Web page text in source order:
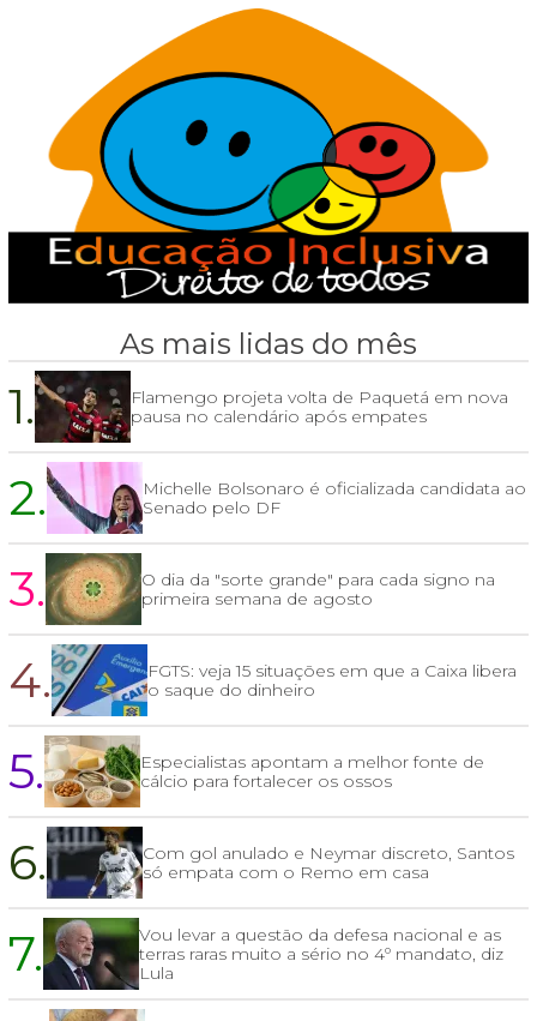
As mais lidas do mês
1.
Flamengo projeta volta de Paquetá em nova
pausa no calendário após empates
2.
Michelle Bolsonaro é oficializada candidata ao
Senado pelo DF
3.
O dia da "sorte grande" para cada signo na
primeira semana de agosto
4.
FGTS: veja 15 situações em que a Caixa libera
o saque do dinheiro
5.
Especialistas apontam a melhor fonte de
cálcio para fortalecer os ossos
6.
Com gol anulado e Neymar discreto, Santos
só empata com o Remo em casa
7.
Vou levar a questão da defesa nacional e as
terras raras muito a sério no 4º mandato, diz
Lula